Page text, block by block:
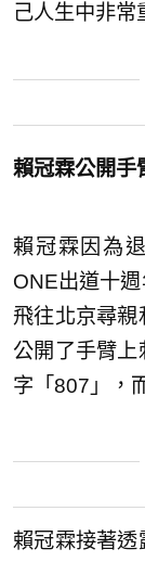
己人生中非常
賴冠霖公開手
賴冠霖因為
ONE出道十
飛往北京尋
公開了手臂
字「807」，
賴冠霖接著透